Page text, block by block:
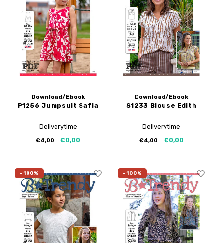
My Image tutorials
My Image rectificaties
B-Trendy rectificaties
Applicaties
Gratis naaipatronen
PDF-Printservice
Download/Ebook
P1256 Jumpsuit Safia
Deliverytime
€4,00 €0,00
Download/Ebook
S1233 Blouse Edith
Deliverytime
€4,00 €0,00
-100% -100%